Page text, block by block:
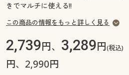
よくある質問とお問い合わせ
きでマルチに使える!!
この商品の情報をもっと詳しく見る
2,739円、 3,289円(税込)
円、2,990円